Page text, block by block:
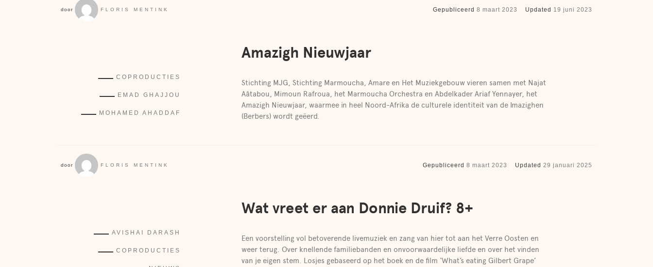
door FLORIS MENTINK Gepubliceerd 8 maart 2023 Updated 19 juni 2023
Amazigh Nieuwjaar
COPRODUCTIES
EMAD GHAJJOU
MOHAMED AHADDAF
Stichting MJG, Stichting Marmoucha, Amare en Het Muziekgebouw vieren samen met Najat
Aâtabou, Mimoun Rafroua, het Marmoucha Orchestra en Abdelkader Ariaf Yennayer, het
Amazigh Nieuwjaar, waarmee in heel Noord-Afrika de culturele identiteit van de Imazighen
(Berbers) wordt geëerd.
door FLORIS MENTINK Gepubliceerd 8 maart 2023 Updated 29 januari 2025
Wat vreet er aan Donnie Druif? 8+
AVISHAI DARASH
COPRODUCTIES
Een voorstelling vol betoverende livemuziek en zang van hier tot aan het Verre Oosten en
weer terug. Over knellende familiebanden en onvoorwaardelijke liefde en over het vinden
van je eigen stem. Losjes gebaseerd op het boek en de film ‘What’s eating Gilbert Grape’